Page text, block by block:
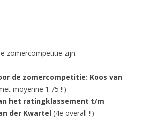
zomercompetitie zijn:
de zomercompetitie: Koos van
moyenne 1.75 !!)
het ratingklassement t/m
der Kwartel (4e overall !!)